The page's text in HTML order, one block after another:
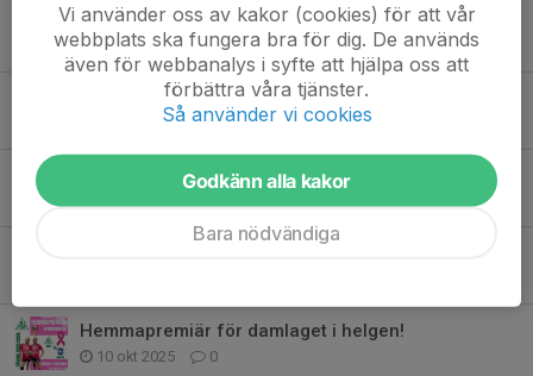
NewBody - försäljning
16 feb, 14:39 0
Niklas Håkansson intar rollen som Sportchef i NKIK
15 jan, 21:05 4
Julkampanj på Stadium - Team Sales
Hemmapremiär för damlaget i helgen!
10 okt 2025 0
Vi använder oss av kakor (cookies) för att vår
webbplats ska fungera bra för dig. De används
även för webbanalys i syfte att hjälpa oss att
förbättra våra tjänster.
Så använder vi cookies
Godkänn alla kakor
Bara nödvändiga